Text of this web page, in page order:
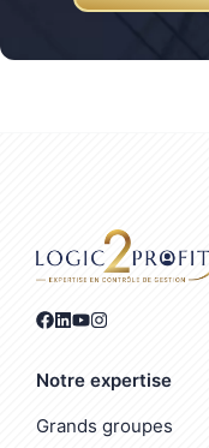
Notre expertise
Grands groupes